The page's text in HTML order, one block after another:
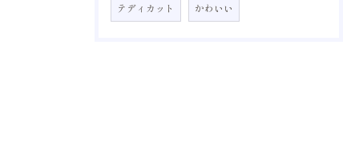
テディカット かわいい